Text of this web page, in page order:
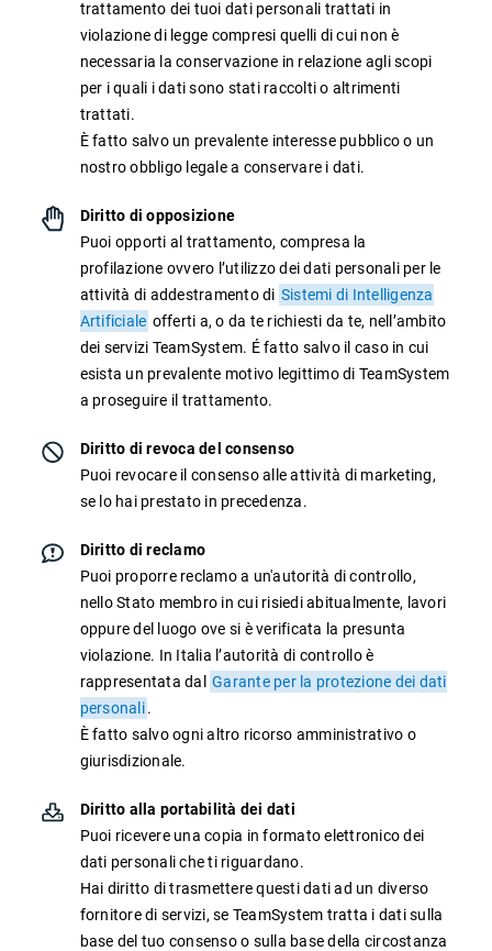
TeamSystem Corporate
TeamSystem Store
trattamento dei tuoi dati personali trattati in
violazione di legge compresi quelli di cui non è
necessaria la conservazione in relazione agli scopi
per i quali i dati sono stati raccolti o altrimenti
trattati.
È fatto salvo un prevalente interesse pubblico o un
nostro obbligo legale a conservare i dati.
Diritto di opposizione
Puoi opporti al trattamento, compresa la
profilazione ovvero l’utilizzo dei dati personali per le
attività di addestramento di Sistemi di Intelligenza
Artificiale offerti a, o da te richiesti da te, nell’ambito
dei servizi TeamSystem. É fatto salvo il caso in cui
esista un prevalente motivo legittimo di TeamSystem
a proseguire il trattamento.
Diritto di revoca del consenso
Puoi revocare il consenso alle attività di marketing,
se lo hai prestato in precedenza.
Diritto di reclamo
Puoi proporre reclamo a un'autorità di controllo,
nello Stato membro in cui risiedi abitualmente, lavori
oppure del luogo ove si è verificata la presunta
violazione. In Italia l’autorità di controllo è
rappresentata dal
Garante per la protezione dei dati
personali .
È fatto salvo ogni altro ricorso amministrativo o
giurisdizionale.
Diritto alla portabilità dei dati
Puoi ricevere una copia in formato elettronico dei
dati personali che ti riguardano.
Hai diritto di trasmettere questi dati ad un diverso
fornitore di servizi, se TeamSystem tratta i dati sulla
base del tuo consenso o sulla base della circostanza